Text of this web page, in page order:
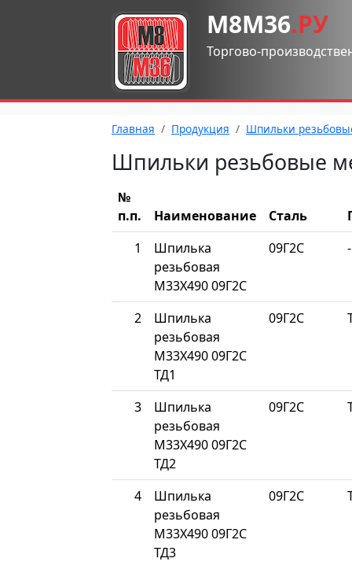
М8М36.РУ
Торгово-
Главная Продукция Шпильки
Шпильки резьбовые
№
п.п.
Наименование Сталь
1
Шпилька
резьбовая
М33Х490 09Г2С
09Г2С -
2
Шпилька
резьбовая
М33Х490 09Г2С
ТД1
09Г2С
3
Шпилька
резьбовая
М33Х490 09Г2С
ТД2
09Г2С
4
Шпилька
резьбовая
М33Х490 09Г2С
ТД3
09Г2С